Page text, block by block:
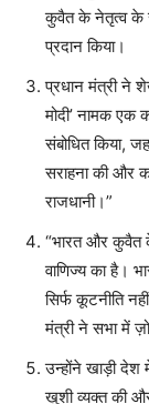
कुवैत के नेतृत्व के
प्रदान किया।
प्रधान मंत्री ने
मोदी’ नामक एक
संबोधित किया,
सराहना की और
राजधानी।”
“भारत और कुवैत
वाणिज्य का है।
सिर्फ कूटनीति
मंत्री ने सभा में
उन्होंने खाड़ी देश
खुशी व्यक्त की